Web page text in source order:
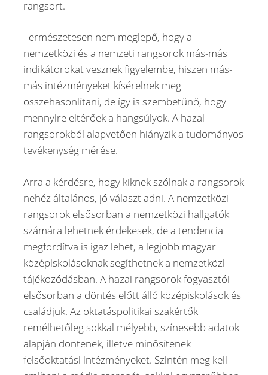
rangsort.
Természetesen nem meglepő, hogy a
nemzetközi és a nemzeti rangsorok más-más
indikátorokat vesznek figyelembe, hiszen más-
más intézményeket kísérelnek meg
összehasonlítani, de így is szembetűnő, hogy
mennyire eltérőek a hangsúlyok. A hazai
rangsorokból alapvetően hiányzik a tudományos
tevékenység mérése.
Arra a kérdésre, hogy kiknek szólnak a rangsorok
nehéz általános, jó választ adni. A nemzetközi
rangsorok elsősorban a nemzetközi hallgatók
számára lehetnek érdekesek, de a tendencia
megfordítva is igaz lehet, a legjobb magyar
középiskolásoknak segíthetnek a nemzetközi
tájékozódásban. A hazai rangsorok fogyasztói
elsősorban a döntés előtt álló középiskolások és
családjuk. Az oktatáspolitikai szakértők
remélhetőleg sokkal mélyebb, színesebb adatok
alapján döntenek, illetve minősítenek
felsőoktatási intézményeket. Szintén meg kell